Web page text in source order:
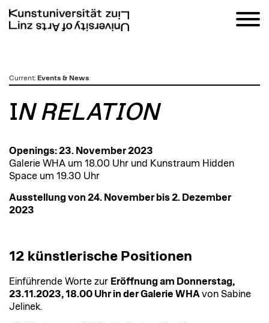
zumCurrent: Events & News
IN RELATION
Openings: 23. November 2023
Galerie WHA um 18.00 Uhr und Kunstraum Hidden
Space um 19.30 Uhr
Ausstellung von 24. November bis 2. Dezember
2023
12 künstlerische Positionen
Einführende Worte zur Eröffnung am Donnerstag,
23.11.2023, 18.00 Uhr in der Galerie WHA von Sabine
Jelinek.